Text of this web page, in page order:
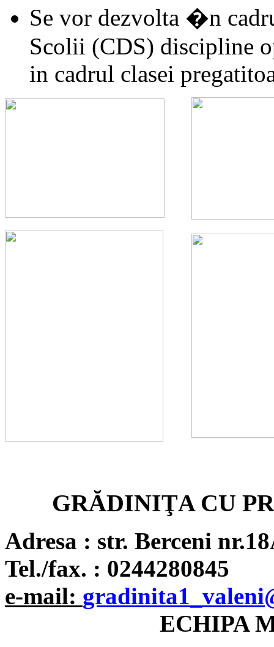
Se vor dezvolta �n
Scolii (CDS) discipline
in cadrul clasei
GRĂDINIŢA CU
Adresa : str. Berceni
Tel./fax. : 0244280845
e-mail: gradinita1_valeni
ECHIPA